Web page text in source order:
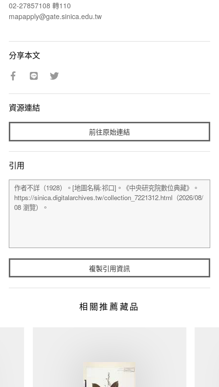
02-27857108 轉110
mapapply@gate.sinica.edu.tw
分享本文
資源連結
前往原始連結
引用
複製引用資訊
相關推薦藏品